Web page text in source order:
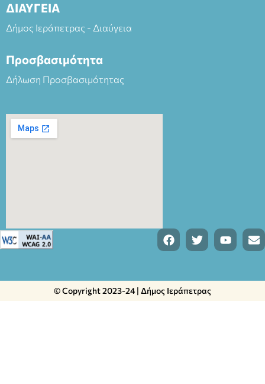
ΔΙΑΥΓΕΙΑ
Δήμος Ιεράπετρας - Διαύγεια
Προσβασιμότητα
Δήλωση Προσβασιμότητας
© Copyright 2023-24 | Δήμος Ιεράπετρας